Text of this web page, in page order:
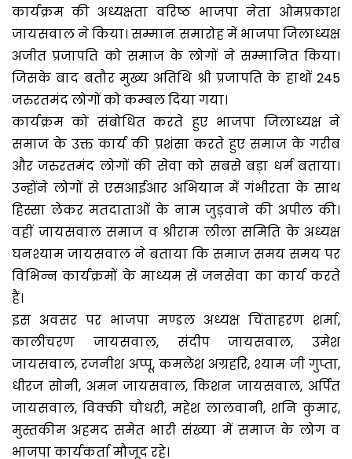
कार्यक्रम की अध्यक्षता वरिष्ठ भाजपा नेता ओमप्रकाश
जायसवाल ने किया। सम्मान समारोह में भाजपा जिलाध्यक्ष
अजीत प्रजापति को समाज के लोगों ने सम्मानित किया।
जिसके बाद बतौर मुख्य अतिथि श्री प्रजापति के हाथों 245
जरुरतमंद लोगों को कम्बल दिया गया।
कार्यक्रम को संबोधित करते हुए भाजपा जिलाध्यक्ष ने
समाज के उक्त कार्य की प्रशंसा करते हुए समाज के गरीब
और जरुरतमंद लोगों की सेवा को सबसे बड़ा धर्म बताया।
उन्होंने लोगों से एसआईआर अभियान में गंभीरता के साथ
हिस्सा लेकर मतदाताओं के नाम जुड़वाने की अपील की।
वहीं जायसवाल समाज व श्रीराम लीला समिति के अध्यक्ष
घनश्याम जायसवाल ने बताया कि समाज समय समय पर
विभिन्न कार्यक्रमों के माध्यम से जनसेवा का कार्य करते
हैं।
इस अवसर पर भाजपा मण्डल अध्यक्ष चिंताहरण शर्मा,
कालीचरण जायसवाल, संदीप जायसवाल, उमेश
जायसवाल, रजनीश अप्पू, कमलेश अग्रहरि, श्याम जी गुप्ता,
धीरज सोनी, अमन जायसवाल, किशन जायसवाल, अर्पित
जायसवाल, विक्की चौधरी, महेश लालवानी, शनि कुमार,
मुस्तकीम अहमद समेत भारी संख्या में समाज के लोग व
भाजपा कार्यकर्ता मौजूद रहे।